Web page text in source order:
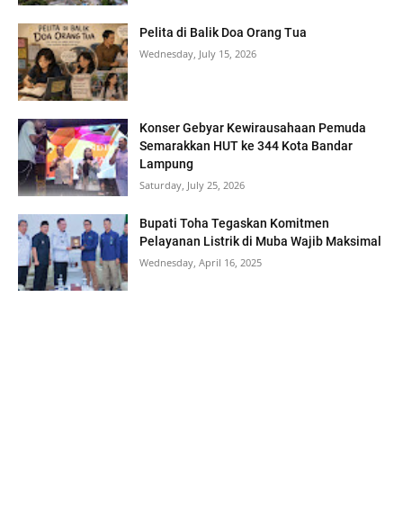
Pelita di Balik Doa Orang Tua
Wednesday, July 15, 2026
Konser Gebyar Kewirausahaan Pemuda
Semarakkan HUT ke 344 Kota Bandar
Lampung
Saturday, July 25, 2026
Bupati Toha Tegaskan Komitmen
Pelayanan Listrik di Muba Wajib Maksimal
Wednesday, April 16, 2025